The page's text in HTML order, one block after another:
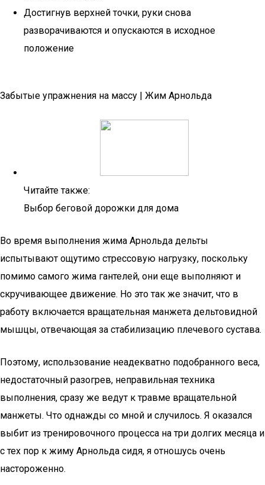
Достигнув верхней точки, руки снова
разворачиваются и опускаются в исходное
положение
Забытые упражнения на массу | Жим Арнольда
Читайте также:
Выбор беговой дорожки для дома
Во время выполнения жима Арнольда дельты
испытывают ощутимо стрессовую нагрузку, поскольку
помимо самого жима гантелей, они еще выполняют и
скручивающее движение. Но это так же значит, что в
работу включается вращательная манжета дельтовидной
мышцы, отвечающая за стабилизацию плечевого сустава.
Поэтому, использование неадекватно подобранного веса,
недостаточный разогрев, неправильная техника
выполнения, сразу же ведут к травме вращательной
манжеты. Что однажды со мной и случилось. Я оказался
выбит из тренировочного процесса на три долгих месяца и
с тех пор к жиму Арнольда сидя, я отношусь очень
настороженно.